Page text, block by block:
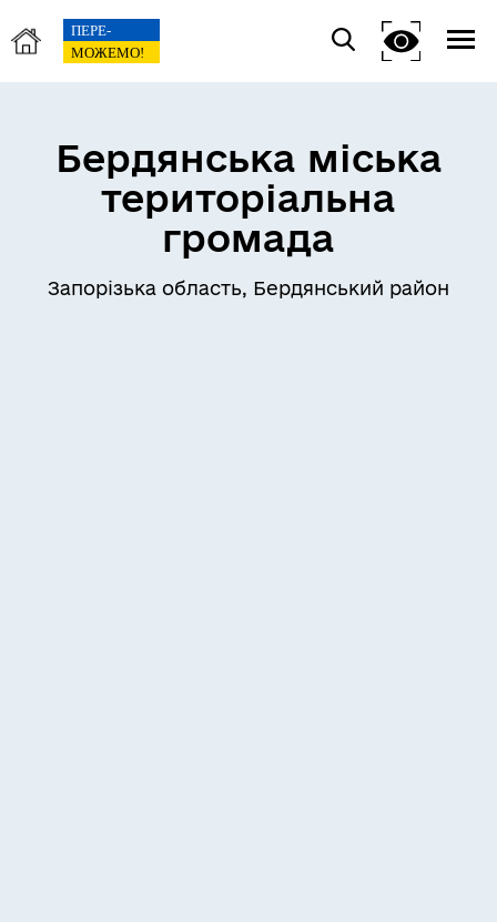
Бердянська міська
територіальна
громада
Запорізька область, Бердянський район